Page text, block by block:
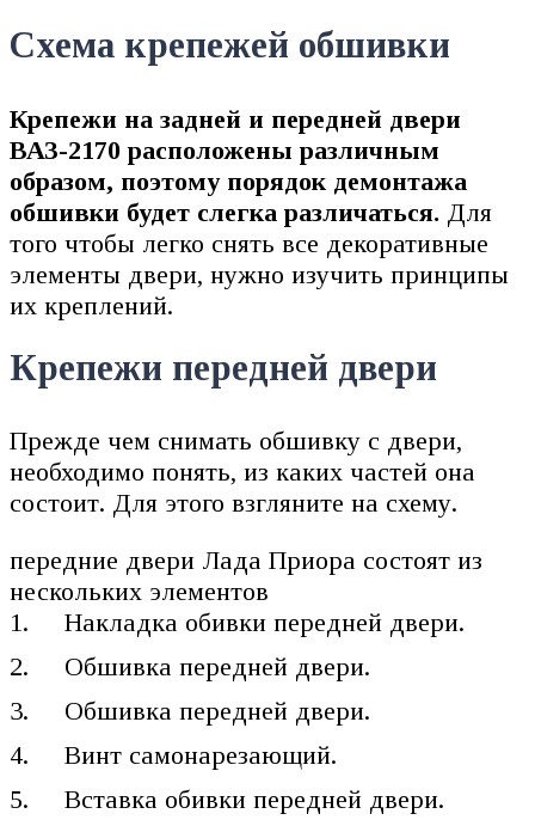
Схема крепежей обшивки
Крепежи на задней и передней двери
ВАЗ-2170 расположены различным
образом, поэтому порядок демонтажа
обшивки будет слегка различаться. Для
того чтобы легко снять все декоративные
элементы двери, нужно изучить принципы
их креплений.
Крепежи передней двери
Прежде чем снимать обшивку с двери,
необходимо понять, из каких частей она
состоит. Для этого взгляните на схему.
передние двери Лада Приора состоят из
нескольких элементов
Накладка обивки передней двери.
Обшивка передней двери.
Обшивка передней двери.
Винт самонарезающий.
Вставка обивки передней двери.